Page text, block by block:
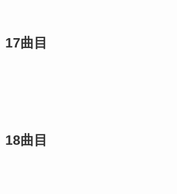
17曲目
18曲目